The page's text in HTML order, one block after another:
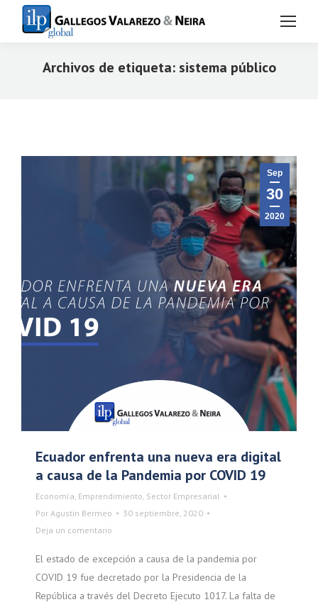
Archivos de etiqueta: sistema público
Sep
30
2020
Ecuador enfrenta una nueva era digital
a causa de la Pandemia por COVID 19
Economía, Emprendimiento, Sector Empresarial
Por Agustin Bermeo
30 septiembre, 2020
Deja un comentario
El estado de excepción a causa de la pandemia por
COVID 19 fue decretado por la Presidencia de la
República a través del Decreto Ejecuto 1017. La falta de